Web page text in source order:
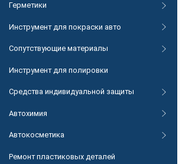
Герметики
Инструмент для покраски авто
Сопутствующие материалы
Инструмент для полировки
Средства индивидуальной защиты
Автохимия
Автокосметика
Ремонт пластиковых деталей